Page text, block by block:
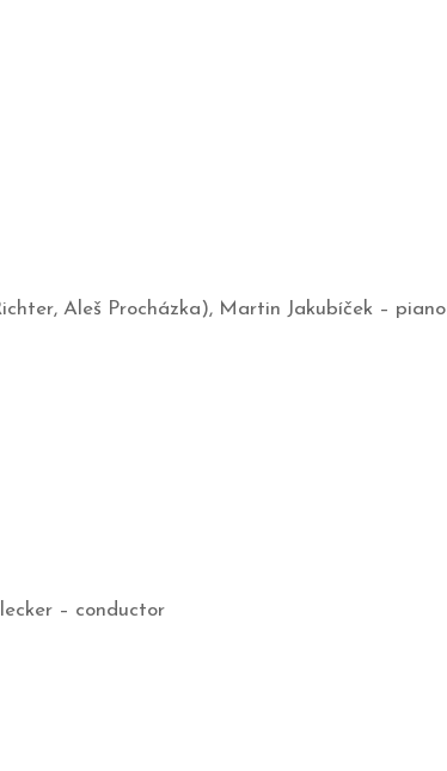
Aleš Procházka), Martin Jakubíček – piano
– conductor